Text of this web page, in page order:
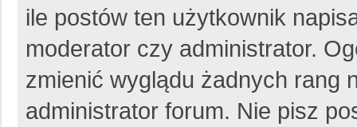
ile postów ten użytkownik
moderator czy administrator.
zmienić wyglądu żadnych rang
administrator forum. Nie pisz